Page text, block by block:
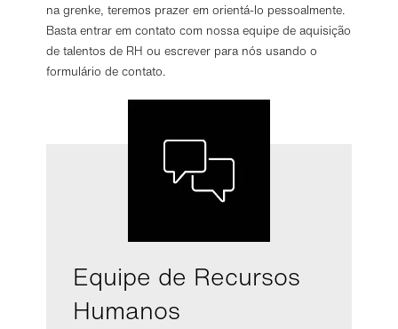
na grenke, teremos prazer em orientá-lo pessoalmente.
Basta entrar em contato com nossa equipe de aquisição
de talentos de RH ou escrever para nós usando o
formulário de contato.
Equipe de Recursos
Humanos